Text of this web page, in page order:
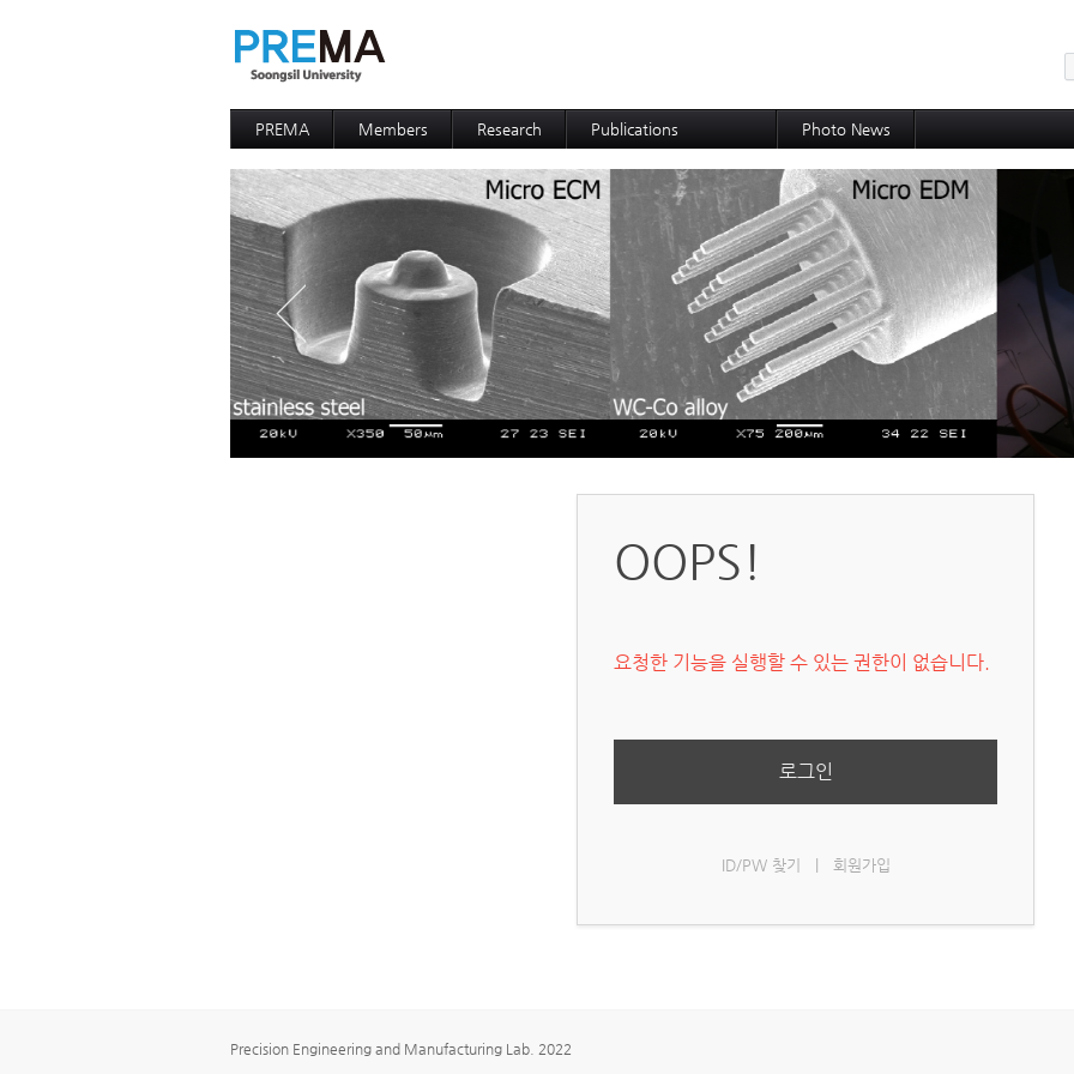
PREMA Members Research Publications
International Conference
Domestic Journal
Domestic Conference
Patents
Photo News
OOPS!
요청한 기능을 실행할 수 있는 권한이 없습니다.
로그인
ID/PW 찾기 회원가입
Precision Engineering and Manufacturing Lab. 2022